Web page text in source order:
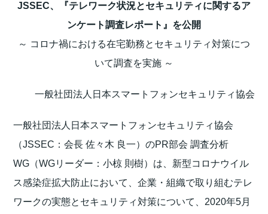
JSSEC、『テレワーク状況とセキュリティに関するア
ンケート調査レポート』を公開
～ コロナ禍における在宅勤務とセキュリティ対策につ
いて調査を実施 ～
一般社団法人日本スマートフォンセキュリティ協会
一般社団法人日本スマートフォンセキュリティ協会
（JSSEC：会長 佐々木 良一）のPR部会 調査分析
WG（WGリーダー：小椋 則樹）は、新型コロナウイル
ス感染症拡大防止において、企業・組織で取り組むテレ
ワークの実態とセキュリティ対策について、2020年5月